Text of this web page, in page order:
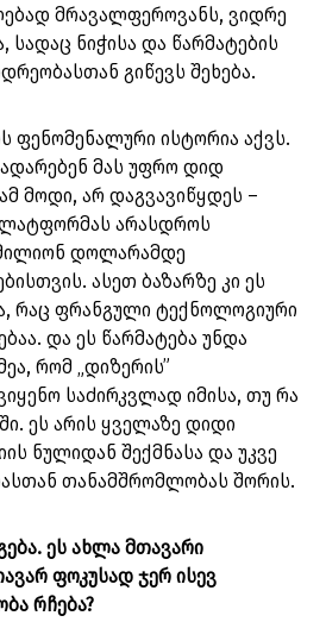
მრავალფეროვანს, ვიდრე
სადაც ნიჭისა და წარმატების
გიწევს შეხება.
ფენომენალური ისტორია აქვს.
მას უფრო დიდ
მოდი, არ დაგვავიწყდეს –
არასდროს
მილიონ დოლარამდე
ასეთ ბაზარზე კი ეს
რაც ფრანგული ტექნოლოგიური
და ეს წარმატება უნდა
რომ „დიზერის”
საძირკვლად იმისა, თუ რა
ეს არის ყველაზე დიდი
ნულიდან შექმნასა და უკვე
თანამშრომლობას შორის.
ეს ახლა მთავარი
ფოკუსად ჯერ ისევ
რჩება?